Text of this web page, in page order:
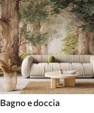
Bagno e doccia